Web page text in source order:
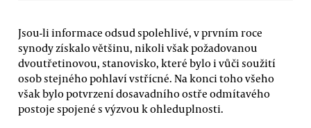
Jsou-li informace odsud spolehlivé, v prvním roce
synody získalo většinu, nikoli však požadovanou
dvoutřetinovou, stanovisko, které bylo i vůči soužití
osob stejného pohlaví vstřícné. Na konci toho všeho
však bylo potvrzení dosavadního ostře odmítavého
postoje spojené s výzvou k ohleduplnosti.